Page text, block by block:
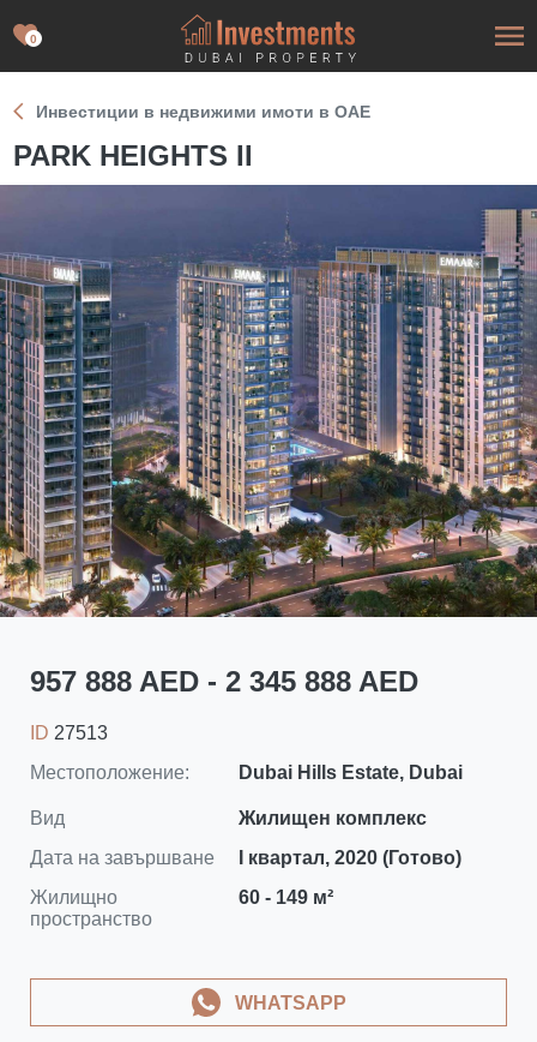
0
Инвестиции в недвижими имоти в ОАЕ
PARK HEIGHTS II
957 888 AED - 2 345 888 AED
ID 27513
Местоположение:
Dubai Hills Estate, Dubai
Вид
Жилищен комплекс
Дата на завършване
I квартал, 2020 (Готово)
Жилищно
пространство
60 - 149 м²
WHATSAPP